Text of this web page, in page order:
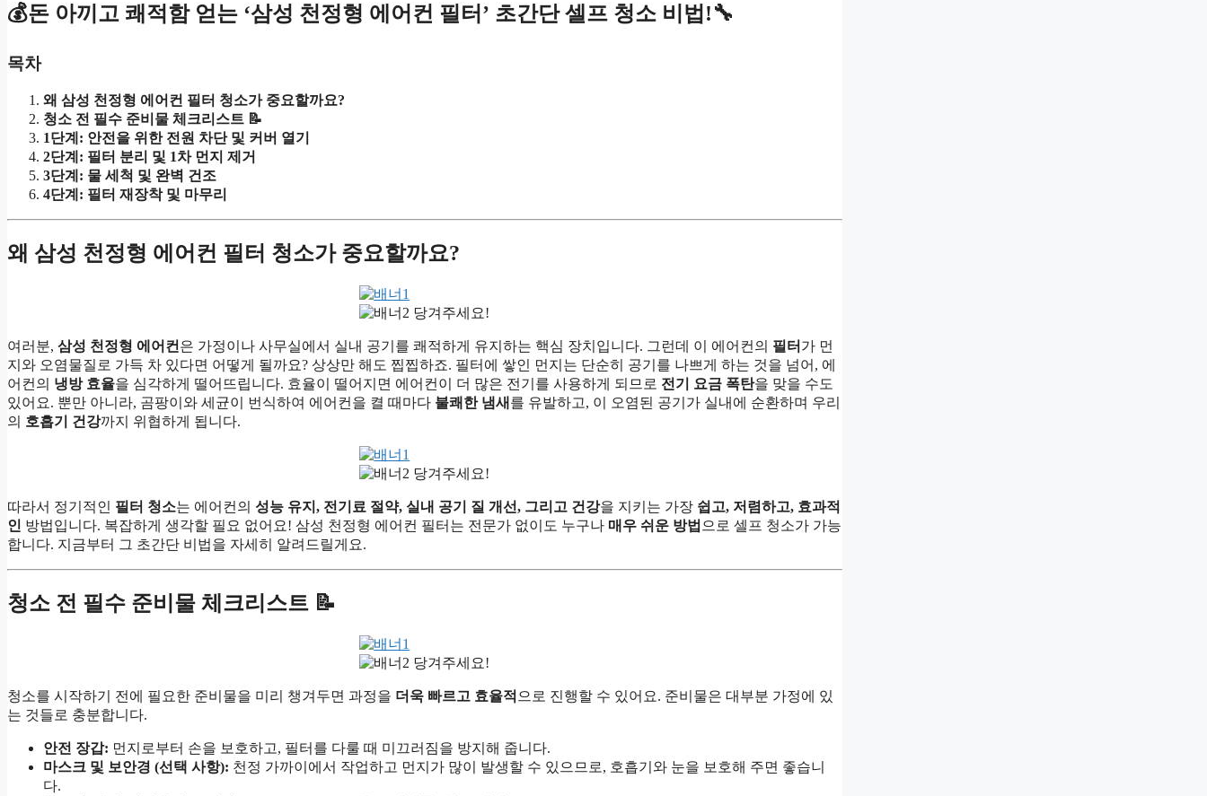
💰돈 아끼고 쾌적함 얻는 ‘삼성 천정형 에어컨 필터’ 초간단 셀프 청소 비법!🔧
목차
왜 삼성 천정형 에어컨 필터 청소가 중요할까요?
청소 전 필수 준비물 체크리스트 📝
1단계: 안전을 위한 전원 차단 및 커버 열기
2단계: 필터 분리 및 1차 먼지 제거
3단계: 물 세척 및 완벽 건조
4단계: 필터 재장착 및 마무리
왜 삼성 천정형 에어컨 필터 청소가 중요할까요?
당겨주세요!
여러분, 삼성 천정형 에어컨 은 가정이나 사무실에서 실내 공기를 쾌적하게 유지하는 핵심 장치입니다. 그런데 이 에어컨의 필터 가 먼
지와 오염물질로 가득 차 있다면 어떻게 될까요? 상상만 해도 찝찝하죠. 필터에 쌓인 먼지는 단순히 공기를 나쁘게 하는 것을 넘어, 에
어컨의 냉방 효율을 심각하게 떨어뜨립니다. 효율이 떨어지면 에어컨이 더 많은 전기를 사용하게 되므로 전기 요금 폭탄을 맞을 수도
있어요. 뿐만 아니라, 곰팡이와 세균이 번식하여 에어컨을 켤 때마다 불쾌한 냄새 를 유발하고, 이 오염된 공기가 실내에 순환하며 우리
의 호흡기 건강까지 위협하게 됩니다.
당겨주세요!
따라서 정기적인 필터 청소는 에어컨의 성능 유지, 전기료 절약, 실내 공기 질 개선, 그리고 건강을 지키는 가장 쉽고, 저렴하고, 효과적
인 방법입니다. 복잡하게 생각할 필요 없어요! 삼성 천정형 에어컨 필터는 전문가 없이도 누구나 매우 쉬운 방법 으로 셀프 청소가 가능
합니다. 지금부터 그 초간단 비법을 자세히 알려드릴게요.
청소 전 필수 준비물 체크리스트 📝
당겨주세요!
청소를 시작하기 전에 필요한 준비물을 미리 챙겨두면 과정을 더욱 빠르고 효율적 으로 진행할 수 있어요. 준비물은 대부분 가정에 있
는 것들로 충분합니다.
안전 장갑: 먼지로부터 손을 보호하고, 필터를 다룰 때 미끄러짐을 방지해 줍니다.
마스크 및 보안경 (선택 사항): 천정 가까이에서 작업하고 먼지가 많이 발생할 수 있으므로, 호흡기와 눈을 보호해 주면 좋습니
다.